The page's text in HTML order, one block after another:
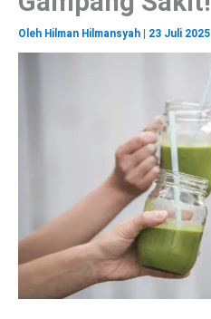
Oleh Hilman Hilmansyah 23 Juli 2025